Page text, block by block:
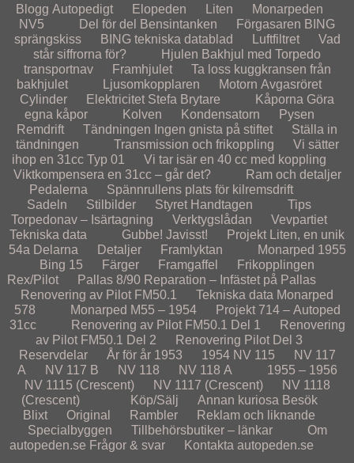
Blogg Autopedigt Elopeden Liten
Monarpeden
NV5
Del för del Bensintanken Förgasaren BING
sprängskiss
BING tekniska datablad Luftfiltret
Vad
står siffrorna för?
Hjulen Bakhjul med Torpedo
transportnav
Framhjulet
Ta loss kuggkransen från
bakhjulet
Ljusomkopplaren Motorn Avgasröret
Cylinder
Elektricitet Stefa Brytare Kåporna Göra
egna kåpor
Kolven Kondensatorn
Pysen
Remdrift
Tändningen Ingen gnista på stiftet
Ställa in
tändningen
Transmission och frikoppling
Vi sätter
ihop en 31cc Typ 01
Vi tar isär en 40 cc med koppling
Viktkompensera en 31cc – går det?
Ram och detaljer
Pedalerna
Spännrullens plats för kilremsdrift
Sadeln
Stilbilder Styret Handtagen
Tips
Torpedonav – Isärtagning
Verktygslådan
Vevpartiet
Tekniska data
Gubbe! Javisst! Projekt Liten, en unik
54a Delarna Detaljer Framlyktan
Monarped 1955
Bing 15
Färger Framgaffel
Frikopplingen
Rex/Pilot
Pallas 8/90 Reparation – Infästet på Pallas
Renovering av Pilot FM50.1
Tekniska data Monarped
578
Monarped M55 – 1954
Projekt 714 – Autoped
31cc
Renovering av Pilot FM50.1 Del 1
Renovering
av Pilot FM50.1 Del 2
Renovering Pilot Del 3
Reservdelar
År för år 1953 1954 NV 115
NV 117
A
NV 117 B NV 118 NV 118 A
1955 – 1956
NV 1115 (Crescent)
NV 1117 (Crescent)
NV 1118
(Crescent)
Köp/Sälj Annan kuriosa Besök
Blixt
Original Rambler
Reklam och liknande
Specialbyggen
Tillbehörsbutiker – länkar
Om
autopeden.se Frågor & svar Kontakta autopeden.se